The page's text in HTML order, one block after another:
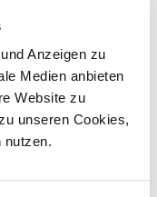
Anzeigen zu
Medien anbieten
Website zu
unseren Cookies,
nutzen.